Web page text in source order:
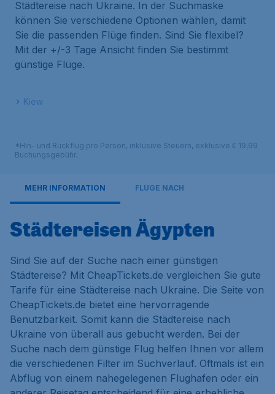
Städtereise nach Ukraine. In der Suchmaske
können Sie verschiedene Optionen wählen, damit
Sie die passenden Flüge finden. Sind Sie flexibel?
Mit der +/-3 Tage Ansicht finden Sie bestimmt
günstige Flüge.
Kiew
*Hin- und Rückflug pro Person, inklusive Steuern, exklusive € 19,99
Buchungsgebühr.
MEHR INFORMATION FLÜGE NACH
Städtereisen Ägypten
Sind Sie auf der Suche nach einer günstigen
Städtereise? Mit CheapTickets.de vergleichen Sie gute
Tarife für eine Städtereise nach Ukraine. Die Seite von
CheapTickets.de bietet eine hervorragende
Benutzbarkeit. Somit kann die Städtereise nach
Ukraine von überall aus gebucht werden. Bei der
Suche nach dem günstige Flug helfen Ihnen vor allem
die verschiedenen Filter im Suchverlauf. Oftmals ist ein
Abflug von einem nahegelegenen Flughafen oder ein